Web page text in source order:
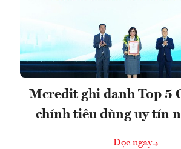
Mcredit ghi danh Top 5
chính tiêu dùng uy tín
Đọc ngay